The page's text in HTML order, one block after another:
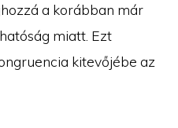
a korábban már
miatt. Ezt
kitevőjébe az